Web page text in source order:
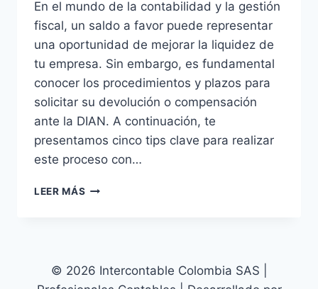
En el mundo de la contabilidad y la gestión
fiscal, un saldo a favor puede representar
una oportunidad de mejorar la liquidez de
tu empresa. Sin embargo, es fundamental
conocer los procedimientos y plazos para
solicitar su devolución o compensación
ante la DIAN. A continuación, te
presentamos cinco tips clave para realizar
este proceso con…
LEER MÁS
O
© 2026 Intercontable Colombia SAS |